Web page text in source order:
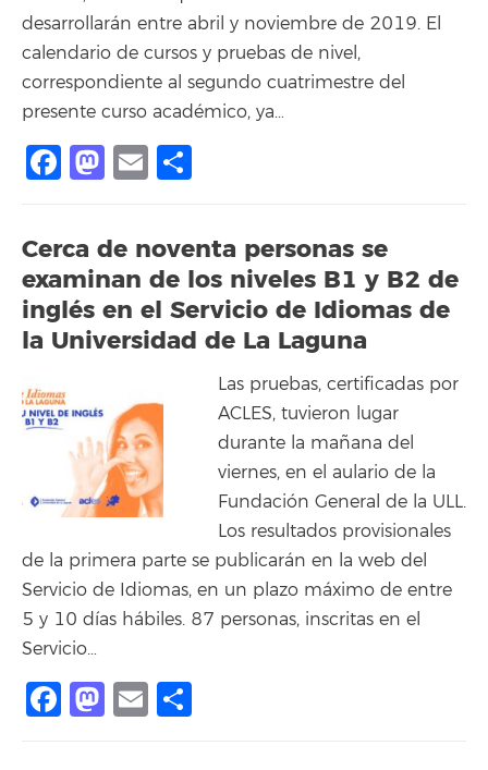
desarrollarán entre abril y noviembre de 2019. El
calendario de cursos y pruebas de nivel,
correspondiente al segundo cuatrimestre del
presente curso académico, ya…
Facebook
Mastodon
Email
Cerca de noventa personas se
examinan de los niveles B1 y B2 de
inglés en el Servicio de Idiomas de
la Universidad de La Laguna
Las pruebas, certificadas por
ACLES, tuvieron lugar
durante la mañana del
viernes, en el aulario de la
Fundación General de la ULL.
Los resultados provisionales
de la primera parte se publicarán en la web del
Servicio de Idiomas, en un plazo máximo de entre
5 y 10 días hábiles. 87 personas, inscritas en el
Servicio…
Facebook
Mastodon
Email